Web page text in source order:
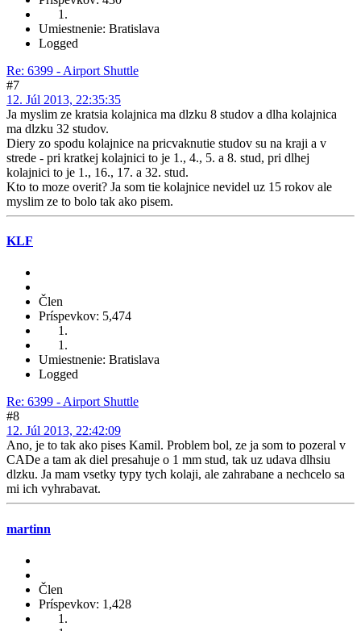
Umiestnenie: Bratislava
Logged
Re: 6399 - Airport Shuttle
#7
12. Júl 2013, 22:35:35
Ja myslim ze kratsia kolajnica ma dlzku 8 studov a dlha kolajnica
ma dlzku 32 studov.
Diery zo spodu kolajnice na pricvaknutie studov su na kraji a v
strede - pri kratkej kolajnici to je 1., 4., 5. a 8. stud, pri dlhej
kolajnici to je 1., 16., 17. a 32. stud.
Kto to moze overit? Ja som tie kolajnice nevidel uz 15 rokov ale
myslim ze to bolo tak ako pisem.
KLF
Člen
Príspevkov: 5,474
Umiestnenie: Bratislava
Logged
Re: 6399 - Airport Shuttle
#8
12. Júl 2013, 22:42:09
Ano, je to tak ako pises Kamil. Problem bol, ze ja som to pozeral v
CADe a tam ak diel presahuje o 1 mm stud, tak uz udava dlhsiu
dlzku. Ja mam vsetky typy tych kolaji, ale zahrabane a nechcelo sa
mi ich vyhrabavat.
martinn
Člen
Príspevkov: 1,428